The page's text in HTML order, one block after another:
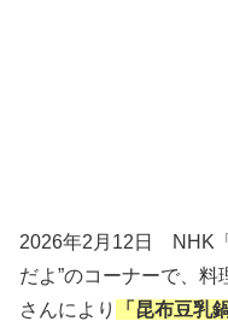
2026年2月12日 NHK「
だよ”のコーナーで、
さんにより
「昆布豆乳鍋